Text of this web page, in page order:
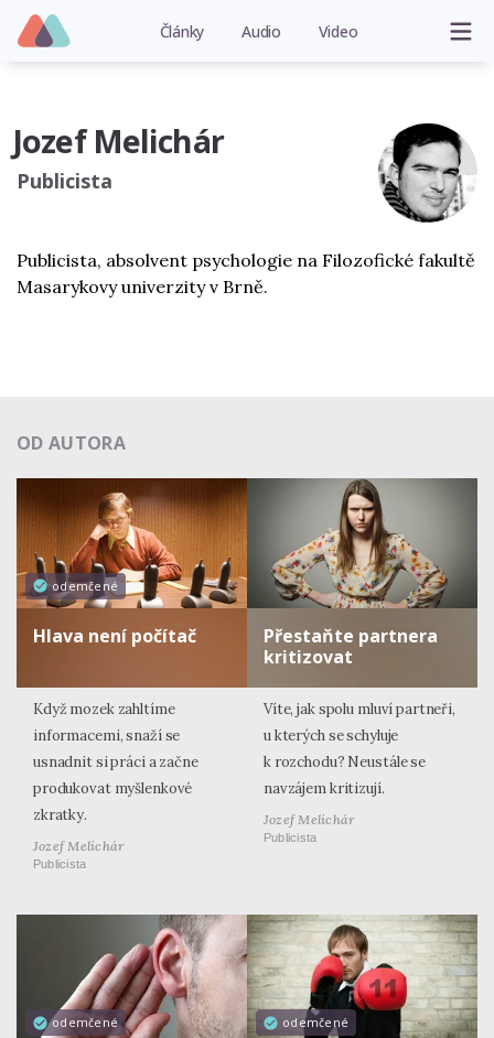
Články Audio Video
Jozef Melichár
Publicista
Publicista, absolvent psychologie na Filozofické fakultě
Masarykovy univerzity v Brně.
OD AUTORA
odemčené
Hlava není počítač
Když mozek zahltíme
informacemi, snaží se
usnadnit si práci a začne
produkovat myšlenkové
zkratky.
Jozef Melichár
Publicista
Přestaňte partnera
kritizovat
Víte, jak spolu mluví partneři,
u kterých se schyluje
k rozchodu? Neustále se
navzájem kritizují.
Jozef Melichár
Publicista
odemčené odemčené